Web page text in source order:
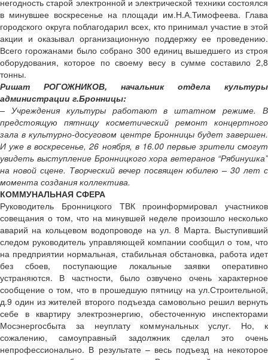
негодность старой электронной и электрической техники состоялся
в минувшее воскресенье на площади им.Н.А.Тимофеева. Глава
городского округа поблагодарил всех, кто принимал участие в этой
акции и оказывал организационную поддержку ее проведению.
Всего горожанами было собрано 300 единиц вышедшего из строя
оборудования, которое по своему весу в сумме составило 2,8
тонны.
Ришат РОГОЖНИКОВ, начальник отдела культуры
администрации г.Бронницы:
– Учреждения культуры работают в штатном режиме. В
предстоящую пятницу косметический ремонт концертного
зала в культурно-досуговом центре Бронницы будет завершен.
И уже в воскресенье, 26 ноября, в 16.00 первые зрители смогут
увидеть выступление Бронницкого хора ветеранов “Рябинушка”
на новой сцене. Творческий вечер посвящен юбилею – 30 лет с
момента создания коллектива.
КОММУНАЛЬНАЯ СФЕРА
Руководитель Бронницкого ТВК проинформировал участников
совещания о том, что на минувшей неделе произошло несколько
аварий на кольцевом водопроводе на ул. 8 Марта. Выступивший
следом руководитель управляющей компании сообщил о том, что
на предприятии нормальная, стабильная обстановка, работа идет
без сбоев, поступающие локальные заявки оперативно
устраняются. В частности, было озвучено очень характерное
сообщение о том, что в прошедшую пятницу на ул.Строительной,
д.9 один из жителей второго подъезда самовольно решил вернуть
себе в квартиру электроэнергию, обесточенную инспекторами
Мосэнергосбыта за неуплату коммунальных услуг. Но, к
сожалению, самоуправный задолжник сделал это очень
непрофессионально. В результате – весь подъезд на некоторое